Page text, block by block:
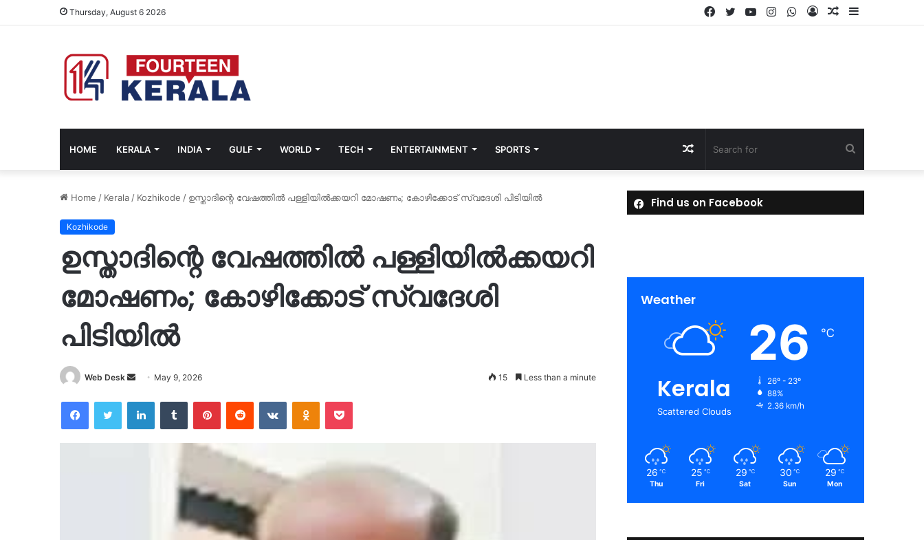
Thursday, August 6 2026 Sidebar
Random
Log
WhatsApp
Instagram
YouTube
Twitter
Facebook
HOME KERALA INDIA GULF WORLD TECH ENTERTAINMENT SPORTS
for
Random
Article
Home / Kerala / Kozhikode / ഉസ്താദിന്റെ വേഷത്തിൽ പള്ളിയിൽക്കയറി മോഷണം; കോഴിക്കോട് സ്വദേശി പിടിയിൽ
Kozhikode
ഉസ്താദിന്റെ വേഷത്തിൽ പള്ളിയിൽക്കയറി
മോഷണം; കോഴിക്കോട് സ്വദേശി
പിടിയിൽ
Web Desk
Send
email
May 9, 2026 15 Less than a minute
FacebookTwitter LinkedInTumblr PinterestReddit VKontakteOdnoklassniki
Pocket
Find us on Facebook
Weather
Kerala
Scattered Clouds
26 ℃
26º - 23º
88%
2.36 km/h
26 ℃
Thu
25 ℃
Fri
29 ℃
Sat
30 ℃
Sun
29 ℃
Mon